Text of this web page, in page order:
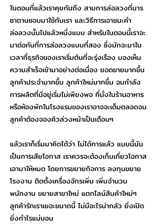
ในตอนที่แล้วเราคุยกันถึง สามการล่อลวงที่มาร
ซาตานชอบมาใช้กับเรา และวิธีการเอาชนะคำ
ล่อลวงนั้นไปแล้วหนึ่งแบบ สำหรับในตอนนี้เราจะ
มาต่อกันที่การล่อลวงแบบที่สอง ซึ่งมักจะมาใน
เวลาที่ธุรกิจของเราเริ่มต้นที่จะรุ่งเรือง มองเห็น
ความสำเร็จเข้ามาอย่างต่อเนื่อง ยอดขายมากขึ้น
ลูกค้าประจำมากขึ้น ลูกค้าใหม่มากขึ้น จนกำลัง
การผลิตที่มีอยู่เริ่มไม่เพียงพอ ที่นั่งในร้านอาหาร
หรือห้องพักในโรงแรมของเราอาจจะเต็มตลอดจน
ลูกค้าต้องจองคิวล่วงหน้าเป็นเดือนๆ
แล้วเราก็เริ่มมาคิดได้ว่า ไม่ได้การแล้ว แบบนี้มัน
เป็นการเสียโอกาส เราควรจะต้องเก็บเกี่ยวโอกาส
เอามาให้หมด โดยการขยายกิจการ ลงทุนขยาย
โรงงาน ติดตั้งเครื่องจักรเพิ่ม เพิ่มจำนวน
พนักงาน ขยายสาขาใหม่ แตกไลน์สินค้าใหม่ๆ
ลูกค้ารักเราเยอะขนาดนี้ ไม่มีอะไรน่ากลัว ยิ่งเปิด
ยิ่งกำไรแน่นอน